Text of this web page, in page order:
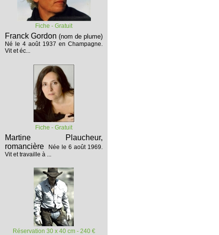
Fiche - Gratuit
Franck Gordon (nom de plume)
Né le 4 août 1937 en Champagne.
Vit et éc...
Fiche - Gratuit
Martine Plaucheur,
romancière
Née le 6 août 1969.
Vit et travaille à ...
Réservation 30 x 40 cm - 240 €